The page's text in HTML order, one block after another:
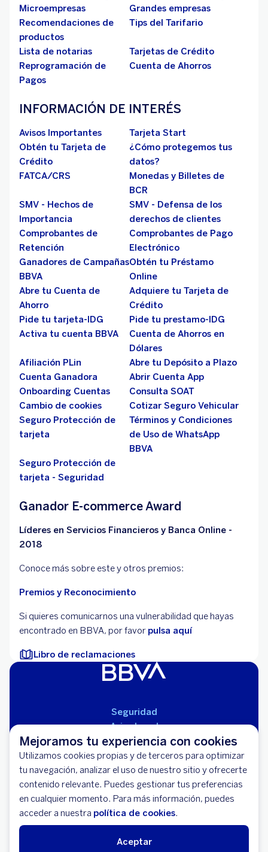
Mejoramos tu experiencia con cookies
Utilizamos cookies propias y de terceros para optimizar
tu navegación, analizar el uso de nuestro sitio y ofrecerte
contenido relevante. Puedes gestionar tus preferencias
en cualquier momento. Para más información, puedes
acceder a nuestra política de cookies.
Aceptar
Microempresas
Grandes empresas
Recomendaciones de
productos
Tips del Tarifario
Lista de notarias
Tarjetas de Crédito
Reprogramación de
Pagos
Cuenta de Ahorros
INFORMACIÓN DE INTERÉS
Avisos Importantes
Tarjeta Start
Obtén tu Tarjeta de
Crédito
¿Cómo protegemos tus
datos?
FATCA/CRS
Monedas y Billetes de
BCR
SMV - Hechos de
Importancia
SMV - Defensa de los
derechos de clientes
Comprobantes de
Retención
Comprobantes de Pago
Electrónico
Ganadores de Campañas
BBVA
Obtén tu Préstamo
Online
Abre tu Cuenta de
Ahorro
Adquiere tu Tarjeta de
Crédito
Pide tu tarjeta-IDG
Pide tu prestamo-IDG
Activa tu cuenta BBVA
Cuenta de Ahorros en
Dólares
Afiliación PLin
Abre tu Depósito a Plazo
Cuenta Ganadora
Abrir Cuenta App
Onboarding Cuentas
Consulta SOAT
Cambio de cookies
Cotizar Seguro Vehicular
Seguro Protección de
tarjeta
Términos y Condiciones
de Uso de WhatsApp
BBVA
Seguro Protección de
tarjeta - Seguridad
Ganador E-commerce Award
Líderes en Servicios Financieros y Banca Online -
2018
Conoce más sobre este y otros premios:
Premios y Reconocimiento
Si quieres comunicarnos una vulnerabilidad que hayas
encontrado en BBVA, por favor pulsa aquí
Libro de reclamaciones
Seguridad
Aviso Legal
Cláusulas Generales de Contratación
Mapa del Sitio
Libro de Reclamaciones
Llámanos (01) 595-0000
Banco BBVA Perú - RUC 20100130204
Av. República de Panamá 3055 - San Isidro